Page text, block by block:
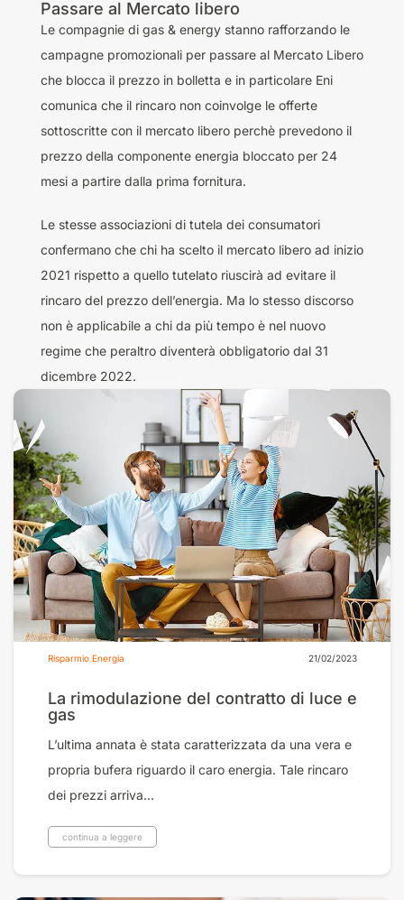
Passare al Mercato libero
Le compagnie di gas & energy stanno rafforzando le
campagne promozionali per passare al Mercato Libero
che blocca il prezzo in bolletta e in particolare Eni
comunica che il rincaro non coinvolge le offerte
sottoscritte con il mercato libero perchè prevedono il
prezzo della componente energia bloccato per 24
mesi a partire dalla prima fornitura.
Le stesse associazioni di tutela dei consumatori
confermano che chi ha scelto il mercato libero ad inizio
2021 rispetto a quello tutelato riuscirà ad evitare il
rincaro del prezzo dell’energia. Ma lo stesso discorso
non è applicabile a chi da più tempo è nel nuovo
regime che peraltro diventerà obbligatorio dal 31
dicembre 2022.
Risparmio Energia 21/02/2023
La rimodulazione del contratto di luce e
gas
L’ultima annata è stata caratterizzata da una vera e
propria bufera riguardo il caro energia. Tale rincaro
dei prezzi arriva...
continua a leggere